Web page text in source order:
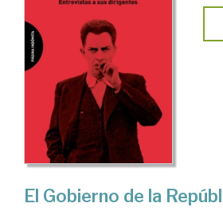
El Gobierno de la